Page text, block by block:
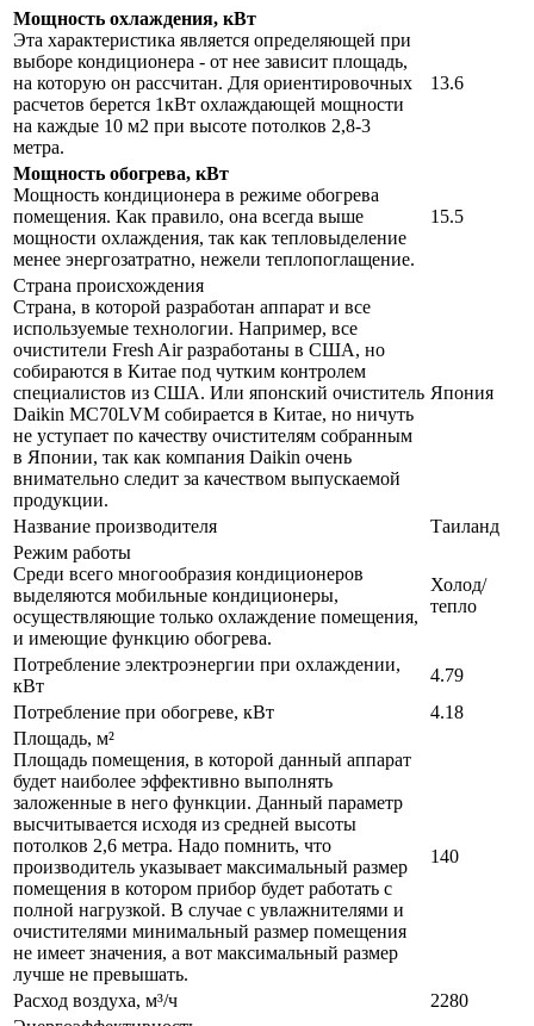
Мощность охлаждения, кВт
Эта характеристика является определяющей при
выборе кондиционера - от нее зависит площадь,
на которую он рассчитан. Для ориентировочных
расчетов берется 1кВт охлаждающей мощности
на каждые 10 м2 при высоте потолков 2,8-3
метра.
13.6
Мощность обогрева, кВт
Мощность кондиционера в режиме обогрева
помещения. Как правило, она всегда выше
мощности охлаждения, так как тепловыделение
менее энергозатратно, нежели теплопоглащение.
15.5
Страна происхождения
Страна, в которой разработан аппарат и все
используемые технологии. Например, все
очистители Fresh Air разработаны в США, но
собираются в Китае под чутким контролем
специалистов из США. Или японский очиститель
Daikin MC70LVM собирается в Китае, но ничуть
не уступает по качеству очистителям собранным
в Японии, так как компания Daikin очень
внимательно следит за качеством выпускаемой
продукции.
Япония
Название производителя
Таиланд
Режим работы
Среди всего многообразия кондиционеров
выделяются мобильные кондиционеры,
осуществляющие только охлаждение помещения,
и имеющие функцию обогрева.
Холод/
тепло
Потребление электроэнергии при охлаждении,
кВт
4.79
Потребление при обогреве, кВт
4.18
Площадь, м²
Площадь помещения, в которой данный аппарат
будет наиболее эффективно выполнять
заложенные в него функции. Данный параметр
высчитывается исходя из средней высоты
потолков 2,6 метра. Надо помнить, что
производитель указывает максимальный размер
помещения в котором прибор будет работать с
полной нагрузкой. В случае с увлажнителями и
очистителями минимальный размер помещения
не имеет значения, а вот максимальный размер
лучше не превышать.
140
Расход воздуха, м³/ч
2280